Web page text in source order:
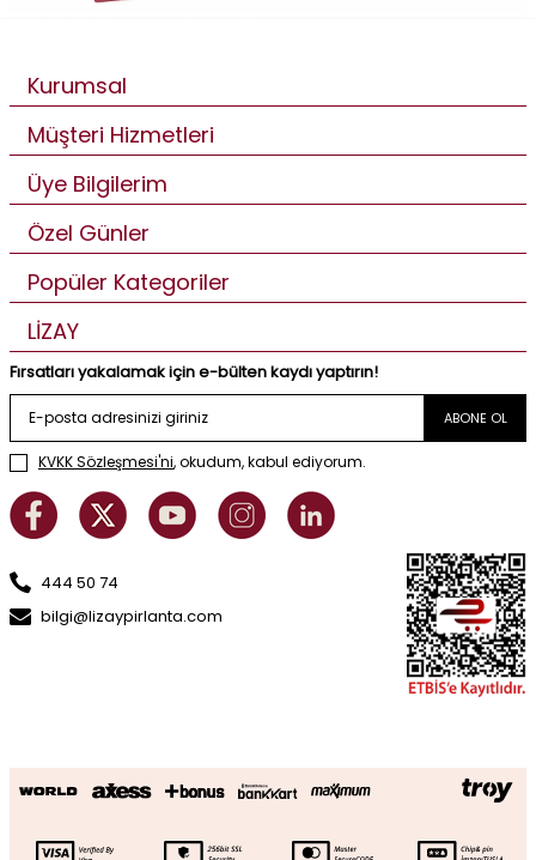
Kurumsal
Müşteri Hizmetleri
Üye Bilgilerim
Özel Günler
Popüler Kategoriler
LİZAY
Fırsatları yakalamak için e-bülten kaydı yaptırın!
ABONE OL
KVKK Sözleşmesi'ni, okudum, kabul ediyorum.
444 50 74
bilgi@lizaypirlanta.com